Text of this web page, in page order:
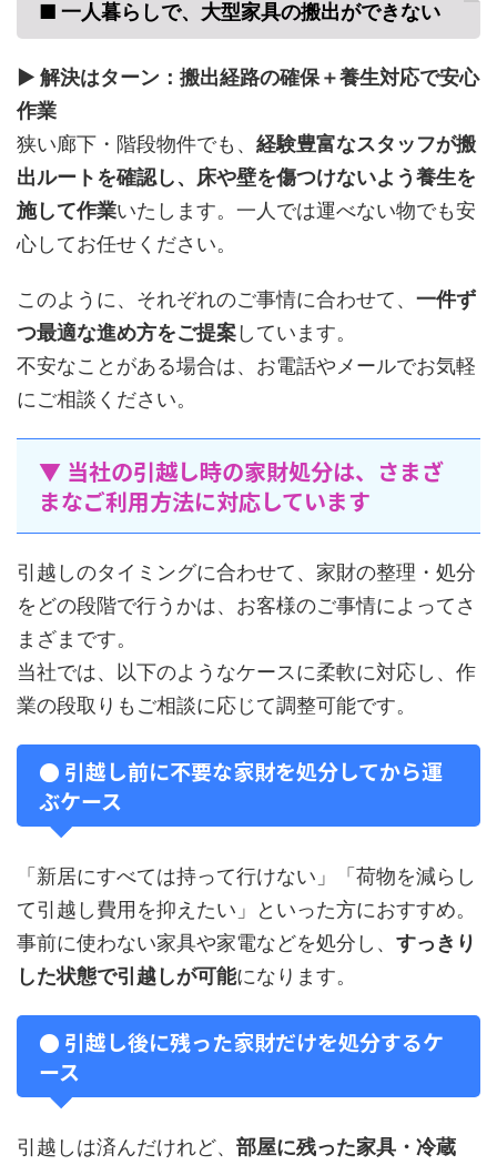
■ 一人暮らしで、大型家具の搬出ができない
▶ 解決はターン：搬出経路の確保＋養生対応で安心
作業
狭い廊下・階段物件でも、 経験豊富なスタッフが搬
出ルートを確認し、床や壁を傷つけないよう養生を
施して作業いたします。一人では運べない物でも安
心してお任せください。
このように、それぞれのご事情に合わせて、 一件ず
つ最適な進め方をご提案しています。
不安なことがある場合は、お電話やメールでお気軽
にご相談ください。
▼ 当社の引越し時の家財処分は、さまざ
まなご利用方法に対応しています
引越しのタイミングに合わせて、家財の整理・処分
をどの段階で行うかは、お客様のご事情によってさ
まざまです。
当社では、以下のようなケースに柔軟に対応し、作
業の段取りもご相談に応じて調整可能です。
● 引越し前に不要な家財を処分してから運
ぶケース
「新居にすべては持って行けない」「荷物を減らし
て引越し費用を抑えたい」といった方におすすめ。
事前に使わない家具や家電などを処分し、 すっきり
した状態で引越しが可能になります。
● 引越し後に残った家財だけを処分するケ
ース
引越しは済んだけれど、 部屋に残った家具・冷蔵